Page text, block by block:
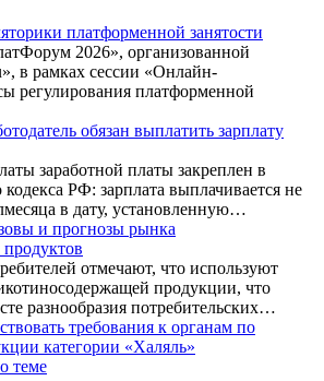
платформенной занятости
2026», организованной
в рамках сессии «Онлайн-
регулирования платформенной
обязан выплатить зарплату
заработной платы закреплен в
кодекса РФ: зарплата выплачивается не
в дату, установленную…
и прогнозы рынка
отмечают, что используют
продукции, что
разнообразия потребительских…
требования к органам по
категории «Халяль»
теме